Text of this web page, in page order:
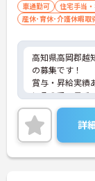
車通勤可 住宅手当
産休･育休･介護休暇取
高知県高岡郡越
の募集です！
賞与・昇給実績
いるので、モチ
育児休暇制度が
じて長くお仕事
詳